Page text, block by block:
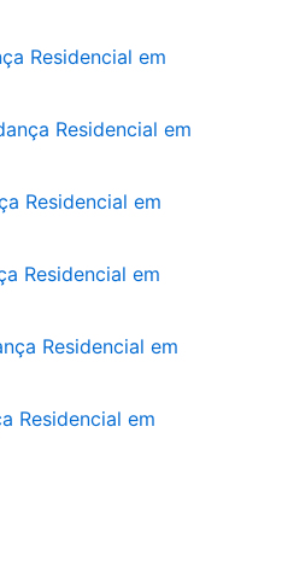
Residencial em
Residencial em
Residencial em
Residencial em
Residencial em
Residencial em